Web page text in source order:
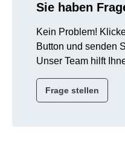
Sie haben
Kein Problem!
Button und senden
Unser Team hilft
Frage stellen